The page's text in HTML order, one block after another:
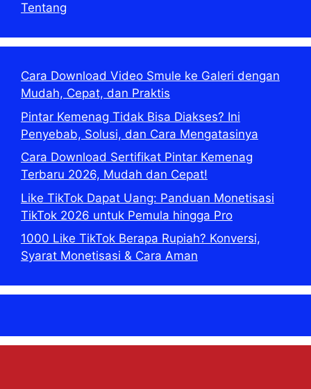
Tentang
Cara Download Video Smule ke Galeri dengan
Mudah, Cepat, dan Praktis
Pintar Kemenag Tidak Bisa Diakses? Ini
Penyebab, Solusi, dan Cara Mengatasinya
Cara Download Sertifikat Pintar Kemenag
Terbaru 2026, Mudah dan Cepat!
Like TikTok Dapat Uang: Panduan Monetisasi
TikTok 2026 untuk Pemula hingga Pro
1000 Like TikTok Berapa Rupiah? Konversi,
Syarat Monetisasi & Cara Aman